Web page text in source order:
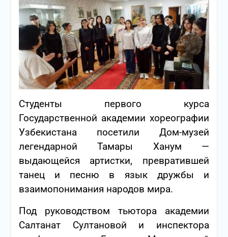
Студенты первого курса
Государственной академии хореографии
Узбекистана посетили Дом-музей
легендарной Тамары Ханум —
выдающейся артистки, превратившей
танец и песню в язык дружбы и
взаимопонимания народов мира.
Под руководством тьютора академии
Салтанат Султановой и инспектора